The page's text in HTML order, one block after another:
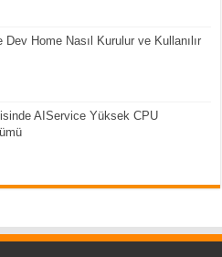
Dev Home Nasıl Kurulur ve Kullanılır
AIService Yüksek CPU